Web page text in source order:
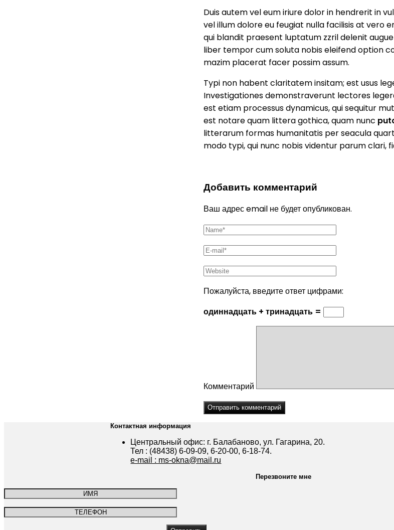
Duis autem vel eum iriure dolor in hendrerit in
vel illum dolore eu feugiat nulla facilisis at vero
qui blandit praesent luptatum zzril delenit
liber tempor cum soluta nobis eleifend option
mazim placerat facer possim assum.
Typi non habent claritatem insitam; est usus
Investigationes demonstraverunt lectores
est etiam processus dynamicus, qui sequitur
est notare quam littera gothica, quam nunc
litterarum formas humanitatis per seacula
modo typi, qui nunc nobis videntur parum clari,
Добавить комментарий
Ваш адрес email не будет опубликован.
Пожалуйста, введите ответ цифрами:
одиннадцать + тринадцать =
Комментарий
Контактная информация
Центральный офис: г. Балабаново, ул. Гагарина, 20.
Тел : (48438) 6-09-09, 6-20-00, 6-18-74.
e-mail : ms-okna@mail.ru
Перезвоните мне